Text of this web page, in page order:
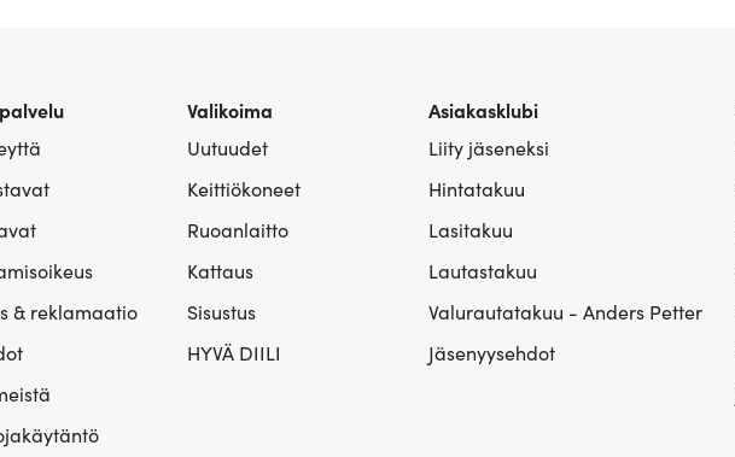
& reklamaatio
Valikoima
Uutuudet
Keittiökoneet
Ruoanlaitto
Kattaus
Sisustus
HYVÄ DIILI
Asiakasklubi
Liity jäseneksi
Hintatakuu
Lasitakuu
Lautastakuu
Valurautatakuu - Anders Petter
Jäsenyysehdot